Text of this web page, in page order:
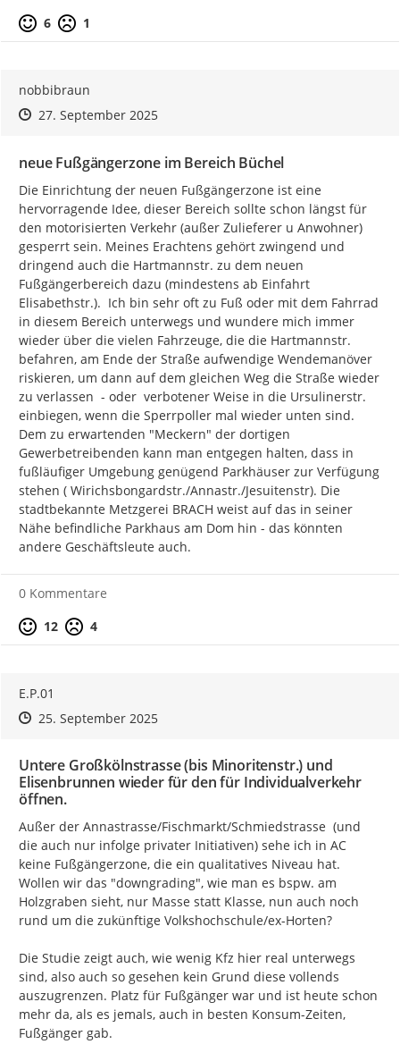
Positive Bewertung
6 Negative Bewertung
1
nobbibraun
Zeitpunkt des Erstellens
Zeitpunkt des Erstellens
27. September 2025Zur Äußerung
neue Fußgängerzone im Bereich Büchel
Die Einrichtung der neuen Fußgängerzone ist eine
hervorragende Idee, dieser Bereich sollte schon längst für
den motorisierten Verkehr (außer Zulieferer u Anwohner)
gesperrt sein. Meines Erachtens gehört zwingend und
dringend auch die Hartmannstr. zu dem neuen
Fußgängerbereich dazu (mindestens ab Einfahrt
Elisabethstr.).  Ich bin sehr oft zu Fuß oder mit dem Fahrrad
in diesem Bereich unterwegs und wundere mich immer
wieder über die vielen Fahrzeuge, die die Hartmannstr.
befahren, am Ende der Straße aufwendige Wendemanöver
riskieren, um dann auf dem gleichen Weg die Straße wieder
zu verlassen  - oder  verbotener Weise in die Ursulinerstr.
einbiegen, wenn die Sperrpoller mal wieder unten sind.
Dem zu erwartenden "Meckern" der dortigen
Gewerbetreibenden kann man entgegen halten, dass in
fußläufiger Umgebung genügend Parkhäuser zur Verfügung
stehen ( Wirichsbongardstr./Annastr./Jesuitenstr). Die
stadtbekannte Metzgerei BRACH weist auf das in seiner
Nähe befindliche Parkhaus am Dom hin - das könnten
andere Geschäftsleute auch.
0 Kommentare
Positive Bewertung
12 Negative Bewertung
4
E.P.01
Zeitpunkt des Erstellens
Zeitpunkt des Erstellens
25. September 2025Zur Äußerung
Untere Großkölnstrasse (bis Minoritenstr.) und
Elisenbrunnen wieder für den für Individualverkehr
öffnen.
Außer der Annastrasse/Fischmarkt/Schmiedstrasse  (und
die auch nur infolge privater Initiativen) sehe ich in AC
keine Fußgängerzone, die ein qualitatives Niveau hat.
Wollen wir das "downgrading", wie man es bspw. am
Holzgraben sieht, nur Masse statt Klasse, nun auch noch
rund um die zukünftige Volkshochschule/ex-Horten?
Die Studie zeigt auch, wie wenig Kfz hier real unterwegs
sind, also auch so gesehen kein Grund diese vollends
auszugrenzen. Platz für Fußgänger war und ist heute schon
mehr da, als es jemals, auch in besten Konsum-Zeiten,
Fußgänger gab.